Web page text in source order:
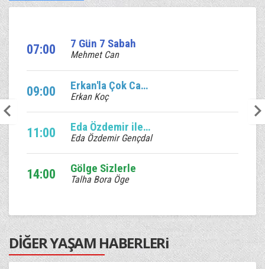
07:00 7 Gün 7 Sabah
Mehmet Can
09:00 Erkan'la Çok Canlı
Erkan Koç
11:00 Eda Özdemir ile Edalı Saatler
Eda Özdemir Gençdal
14:00 Gölge Sizlerle
Talha Bora Öge
17:00 Venhar Sağıroğlu
20:00 Kum Saati
Murat Çetin
DİĞER YAŞAM HABERLERi